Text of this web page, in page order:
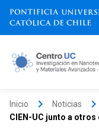
Inicio keyboard_arrow_right Noticias keyboard_arrow_right
CIEN-UC junto a